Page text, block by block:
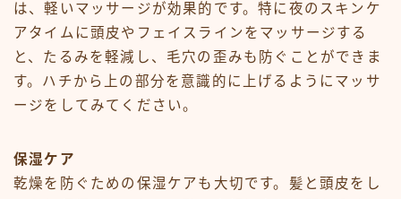
は、軽いマッサージが効果的です。特に夜のスキンケ
アタイムに頭皮やフェイスラインをマッサージする
と、たるみを軽減し、毛穴の歪みも防ぐことができま
す。ハチから上の部分を意識的に上げるようにマッサ
ージをしてみてください。
保湿ケア
乾燥を防ぐための保湿ケアも大切です。髪と頭皮をし